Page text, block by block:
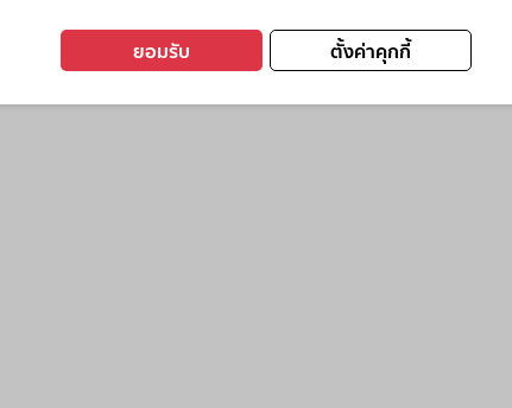
ตั้งค่าคุกกี้
ยอมรับ